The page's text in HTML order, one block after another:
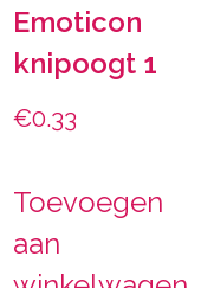
Emoticon
knipoogt 1
€0.33
Toevoegen
aan